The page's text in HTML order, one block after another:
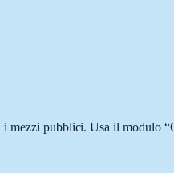
pubblici. Usa il modulo